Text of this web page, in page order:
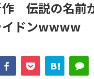
女神転生 Road to the
の挑発!!!
女優さん、可愛すぎる
つ見ても覚醒だけ地属性との関連
作 伝説の名前
イドンwwww